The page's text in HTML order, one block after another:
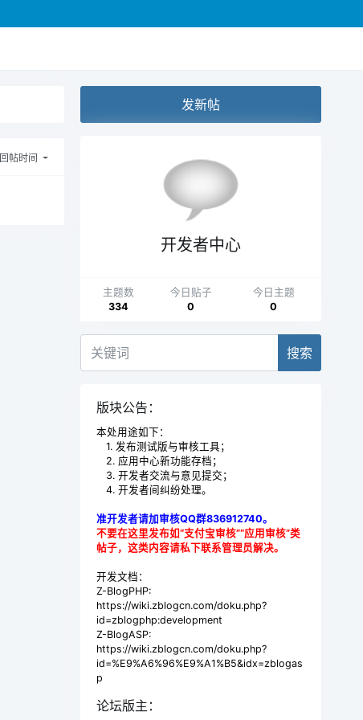
回帖时间
发新帖
开发者中心
主题数
334
今日贴子
0
今日主题
0
搜索
版块公告：
本处用途如下：
1. 发布测试版与审核工具；
2. 应用中心新功能存档；
3. 开发者交流与意见提交；
4. 开发者间纠纷处理。
准开发者请加审核QQ群836912740。
不要在这里发布如“支付宝审核”“应用审核”类
帖子，这类内容请私下联系管理员解决。
开发文档：
Z-BlogPHP:
https://wiki.zblogcn.com/doku.php?
id=zblogphp:development
Z-BlogASP:
https://wiki.zblogcn.com/doku.php?
id=%E9%A6%96%E9%A1%B5&idx=zblogas
p
论坛版主：